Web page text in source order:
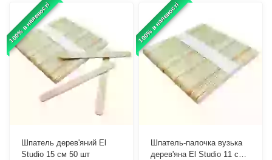
100% в наявності
Шпатель дерев'яний El
Studio 15 см 50 шт
100% в наявності
Шпатель-палочка вузька
дерев'яна El Studio 11 см